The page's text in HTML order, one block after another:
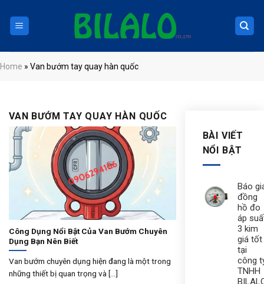
content
Home » Van bướm tay quay hàn quốc
VAN BƯỚM TAY QUAY HÀN QUỐC
Công Dụng Nổi Bật Của Van Bướm Chuyên
Dụng Bạn Nên Biết
Van bướm chuyên dụng hiện đang là một trong
những thiết bị quan trọng và [...]
BÀI VIẾT
NỔI BẬT
Báo
đồng
hồ đo
áp
3 kim
giá tốt
tại
công
TNHH